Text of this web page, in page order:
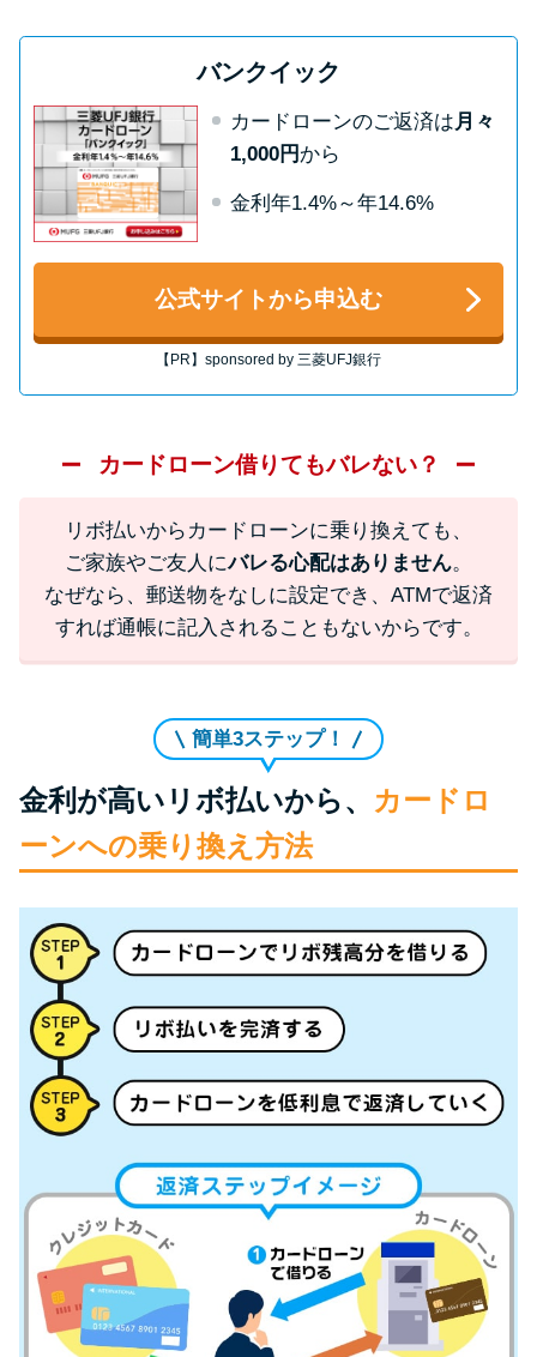
の？ カードローンの選び方を徹
底解説！
プロミスの返済方法を徹底解
説！ もっとも便利でお得な返済
方法はどれ？
年収が低い＆他社借入があると
落ちる？バンクイックの口コミ
合わせ先とシーン別の問い合わ
せ方法
バンクイック
カードローンのご返済は 月々
1,000円 から
金利年1.4%～年14.6%
公式サイトから申込む
【PR】sponsored by 三菱UFJ銀行
カードローン借りてもバレない？
リボ払いからカードローンに乗り換えても、
ご家族やご友人にバレる心配はありません。
なぜなら、郵送物をなしに設定でき、ATMで返済
すれば通帳に記入されることもないからです。
簡単3ステップ！
金利が高いリボ払いから、
カードロ
ーンへの乗り換え方法